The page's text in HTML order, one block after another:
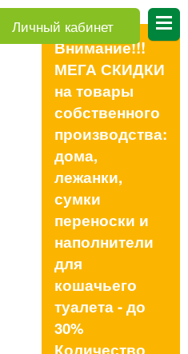
Личный кабинет
Внимание!!!
МЕГА СКИДКИ
на товары
собственного
производства:
дома,
лежанки,
сумки
переноски и
наполнители
для
кошачьего
туалета - до
30%
Количество